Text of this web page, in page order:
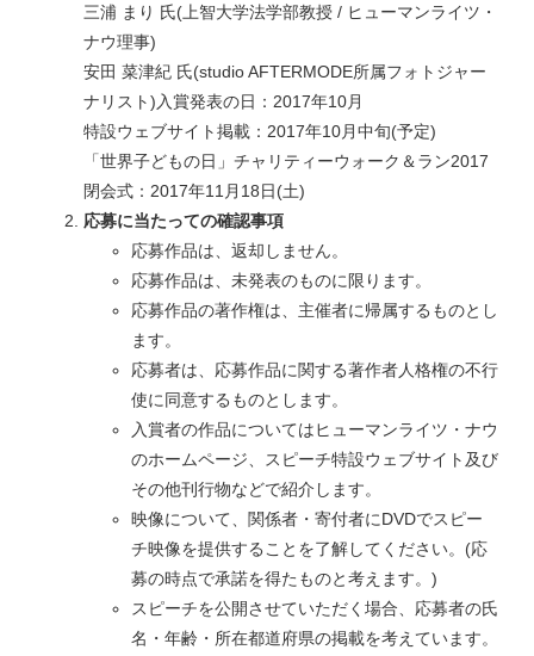
三浦 まり 氏(上智大学法学部教授 / ヒューマンライツ・
ナウ理事)
安田 菜津紀 氏(studio AFTERMODE所属フォトジャー
ナリスト)入賞発表の日：2017年10月
特設ウェブサイト掲載：2017年10月中旬(予定)
「世界子どもの日」チャリティーウォーク＆ラン2017
閉会式：2017年11月18日(土)
応募に当たっての確認事項
応募作品は、返却しません。
応募作品は、未発表のものに限ります。
応募作品の著作権は、主催者に帰属するものとし
ます。
応募者は、応募作品に関する著作者人格権の不行
使に同意するものとします。
入賞者の作品についてはヒューマンライツ・ナウ
のホームページ、スピーチ特設ウェブサイト及び
その他刊行物などで紹介します。
映像について、関係者・寄付者にDVDでスピー
チ映像を提供することを了解してください。(応
募の時点で承諾を得たものと考えます。)
スピーチを公開させていただく場合、応募者の氏
名・年齢・所在都道府県の掲載を考えています。